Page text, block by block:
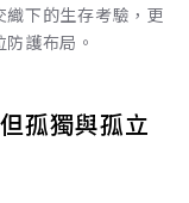
下的生存考驗，更
護布局。
孤獨與孤立